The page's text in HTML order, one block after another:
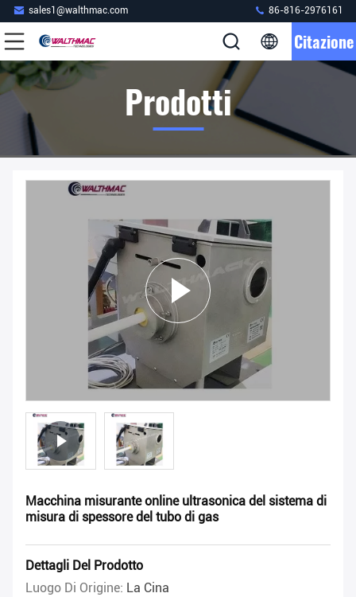
sales1@walthmac.com 86-816-2976161
Citazione
Prodotti
Macchina misurante online ultrasonica del sistema di
misura di spessore del tubo di gas
Dettagli Del Prodotto
Luogo Di Origine: La Cina